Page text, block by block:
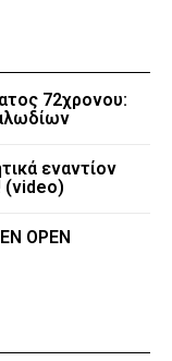
72χρονου:
εναντίον
(video)
OPEN